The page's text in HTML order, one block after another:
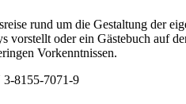
rund um die Gestaltung der
oder ein Gästebuch auf
Vorkenntnissen.
3-8155-7071-9